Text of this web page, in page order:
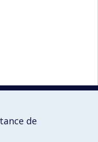
de